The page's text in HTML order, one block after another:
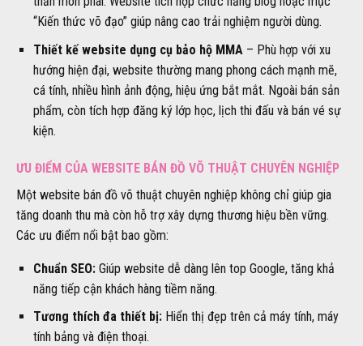
“Kiến thức võ đạo” giúp nâng cao trải nghiệm người dùng.
Thiết kế website dụng cụ bảo hộ MMA– Phù hợp với xu
hướng hiện đại, website thường mang phong cách mạnh mẽ,
cá tính, nhiều hình ảnh động, hiệu ứng bắt mắt. Ngoài bán sản
phẩm, còn tích hợp đăng ký lớp học, lịch thi đấu và bán vé sự
kiện.
ƯU ĐIỂM CỦA WEBSITE BÁN ĐỒ VÕ THUẬT CHUYÊN NGHIỆP
Một website bán đồ võ thuật chuyên nghiệp không chỉ giúp gia
tăng doanh thu mà còn hỗ trợ xây dựng thương hiệu bền vững.
Các ưu điểm nổi bật bao gồm:
Chuẩn SEO:Giúp website dễ dàng lên top Google, tăng khả
năng tiếp cận khách hàng tiềm năng.
Tương thích đa thiết bị:Hiển thị đẹp trên cả máy tính, máy
tính bảng và điện thoại.